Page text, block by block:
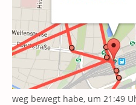
weg bewegt habe, um 21:49